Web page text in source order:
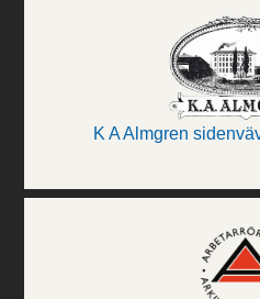
K A Almgren